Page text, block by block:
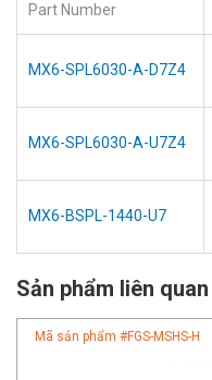
Part Number
MX6-SPL6030-A-D7Z4
MX6-SPL6030-A-U7Z4
MX6-BSPL-1440-U7
Sản phẩm liên quan
Mã sản phẩm #FGS-MSHS-H